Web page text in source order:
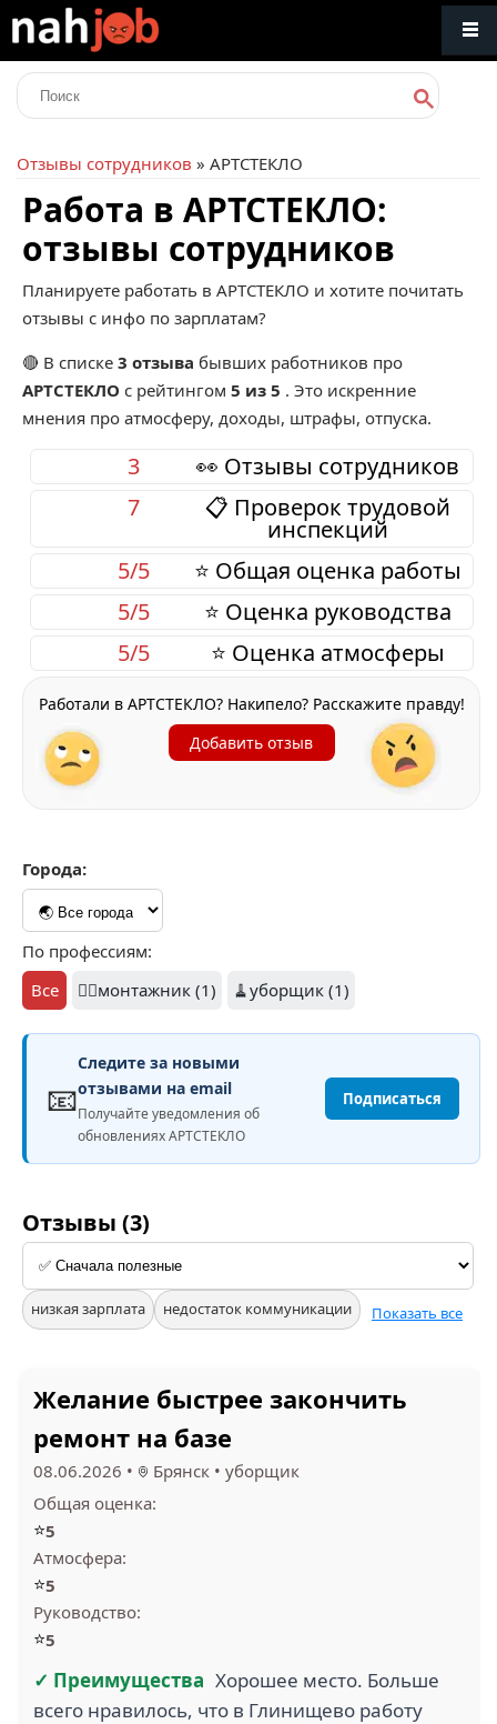
Отзывы сотрудников » АРТСТЕКЛО
Работа в АРТСТЕКЛО:
отзывы сотрудников
Планируете работать в АРТСТЕКЛО и хотите почитать
отзывы с инфо по зарплатам?
🔴 В списке 3 отзыва бывших работников про
АРТСТЕКЛО с рейтингом 5 из 5 . Это искренние
мнения про атмосферу, доходы, штрафы, отпуска.
👀 Отзывы сотрудников
3
📋 Проверок трудовой
инспекций
7
⭐ Общая оценка работы
5/5
⭐ Оценка руководства
5/5
⭐ Оценка атмосферы
5/5
Работали в АРТСТЕКЛО? Накипело? Расскажите правду!
Добавить отзыв
Города:
По профессиям:
Все
👷‍♂️монтажник (1) 🧹уборщик (1)
📧
Следите за новыми
отзывами на email
Получайте уведомления об
обновлениях АРТСТЕКЛО
Подписаться
Отзывы (3)
низкая зарплата недостаток коммуникации Показать все
Желание быстрее закончить
ремонт на базе
08.06.2026 • Брянск • уборщик
Общая оценка:
⭐5
Атмосфера:
⭐5
Руководство:
⭐5
✓ Преимущества Хорошее место. Больше
всего нравилось, что в Глинищево работу